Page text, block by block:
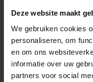
Deze website maakt
We gebruiken cookies
personaliseren, om
en om ons
informatie over uw
partners voor social
Upfront opent